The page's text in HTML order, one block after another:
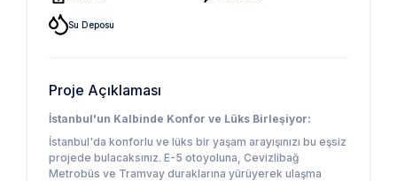
Su Deposu
Proje Açıklaması
İstanbul'un Kalbinde Konfor ve Lüks Birleşiyor:
İstanbul'da konforlu ve lüks bir yaşam arayışınızı bu eşsiz
projede bulacaksınız. E-5 otoyoluna, Cevizlibağ
Metrobüs ve Tramvay duraklarına yürüyerek ulaşma